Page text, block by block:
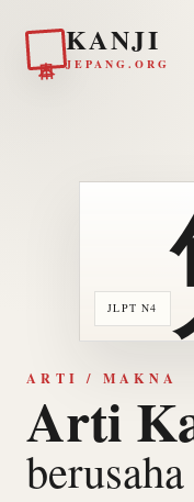
KANJI
JEPANG.ORG
JLPT N4
ARTI / MAKNA
Arti